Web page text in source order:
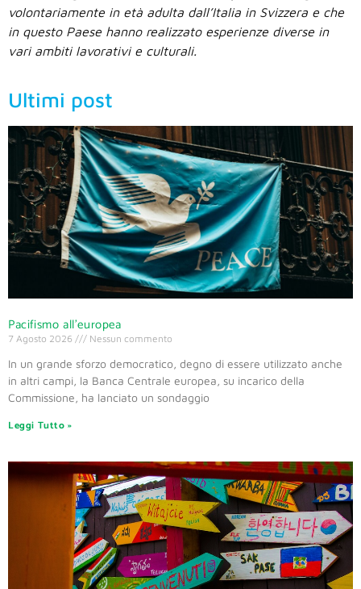
volontariamente in età adulta dall’Italia in Svizzera e che
in questo Paese hanno realizzato esperienze diverse in
vari ambiti lavorativi e culturali.
Ultimi post
Pacifismo all’europea
7 Agosto 2026 Nessun commento
In un grande sforzo democratico, degno di essere utilizzato anche
in altri campi, la Banca Centrale europea, su incarico della
Commissione, ha lanciato un sondaggio
Leggi Tutto »